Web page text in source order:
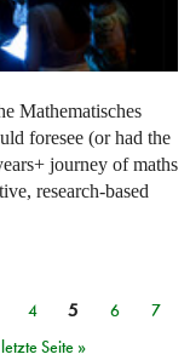
Mathematisches
foresee (or had the
journey of maths
research-based
4 5 6
7
letzte Seite »